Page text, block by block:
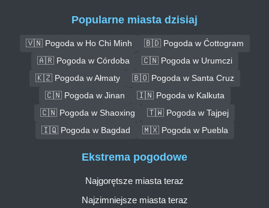
Popularne miasta dzisiaj
🇻🇳 Pogoda w Ho Chi Minh
🇧🇩 Pogoda w Ćottogram
🇦🇷 Pogoda w Córdoba
🇨🇳 Pogoda w Urumczi
🇰🇿 Pogoda w Ałmaty
🇧🇴 Pogoda w Santa Cruz
🇨🇳 Pogoda w Jinan
🇮🇳 Pogoda w Kalkuta
🇨🇳 Pogoda w Shaoxing
🇹🇼 Pogoda w Tajpej
🇮🇶 Pogoda w Bagdad
🇲🇽 Pogoda w Puebla
Ekstrema pogodowe
Najgorętsze miasta teraz
Najzimniejsze miasta teraz